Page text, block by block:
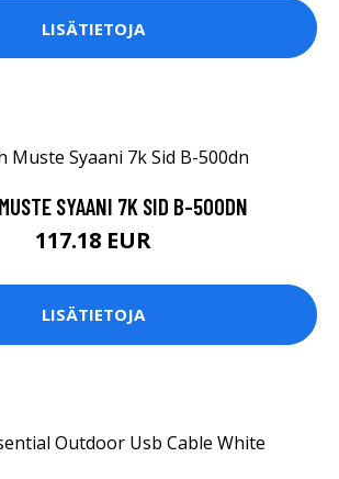
LISÄTIETOJA
SYAANI 7K SID B-500DN
117.18 EUR
LISÄTIETOJA